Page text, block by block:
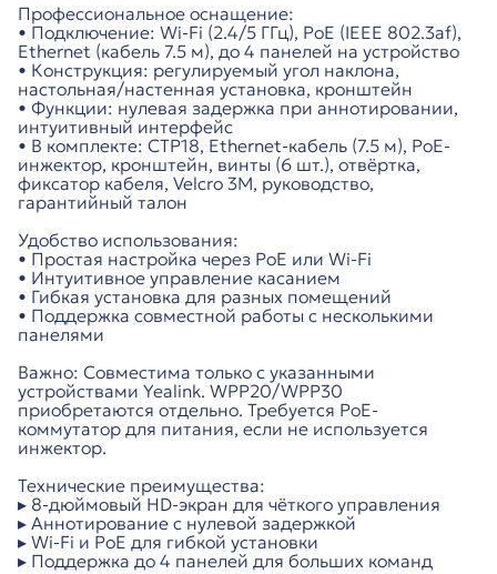
Профессиональное оснащение:
• Подключение: Wi-Fi (2.4/5 ГГц), PoE (IEEE 802.3af),
Ethernet (кабель 7.5 м), до 4 панелей на устройство
• Конструкция: регулируемый угол наклона,
настольная/настенная установка, кронштейн
• Функции: нулевая задержка при аннотировании,
интуитивный интерфейс
• В комплекте: CTP18, Ethernet-кабель (7.5 м), PoE-
инжектор, кронштейн, винты (6 шт.), отвёртка,
фиксатор кабеля, Velcro 3M, руководство,
гарантийный талон
Удобство использования:
• Простая настройка через PoE или Wi-Fi
• Интуитивное управление касанием
• Гибкая установка для разных помещений
• Поддержка совместной работы с несколькими
панелями
Важно: Совместима только с указанными
устройствами Yealink. WPP20/WPP30
приобретаются отдельно. Требуется PoE-
коммутатор для питания, если не используется
инжектор.
Технические преимущества:
▸ 8-дюймовый HD-экран для чёткого управления
▸ Аннотирование с нулевой задержкой
▸ Wi-Fi и PoE для гибкой установки
▸ Поддержка до 4 панелей для больших команд